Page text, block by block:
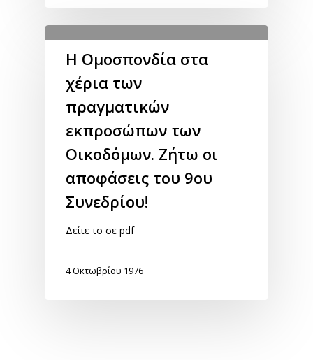
Η Ομοσπονδία στα
χέρια των
πραγματικών
εκπροσώπων των
Οικοδόμων. Ζήτω οι
αποφάσεις του 9ου
Συνεδρίου!
Δείτε το σε pdf
4 Οκτωβρίου 1976